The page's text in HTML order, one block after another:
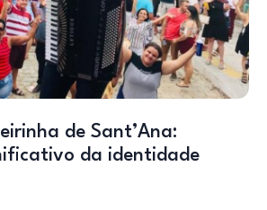
de Sant’Ana:
da identidade